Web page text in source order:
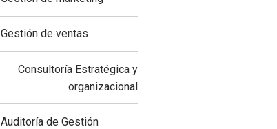
Gestión de ventas
Consultoría Estratégica y
organizacional
Auditoría de Gestión